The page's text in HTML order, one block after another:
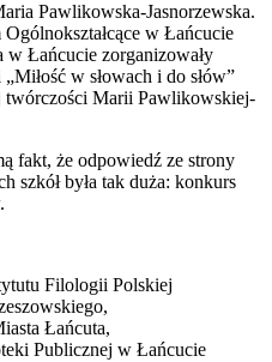
Pawlikowska-Jasnorzewska.
w Łańcucie
Łańcucie zorganizowały
w słowach i do słów”
twórczości Marii Pawlikowskiej-
fakt, że odpowiedź ze strony
szkół była tak duża: konkurs
Filologii Polskiej
Łańcuta,
Publicznej w Łańcucie